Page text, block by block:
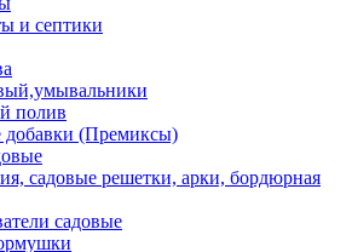
и септики
полив
(Премиксы)
садовые решетки, арки, бордюрная
садовые